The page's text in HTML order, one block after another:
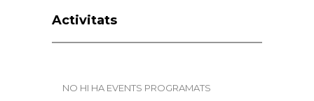
Activitats
NO HI HA EVENTS PROGRAMATS